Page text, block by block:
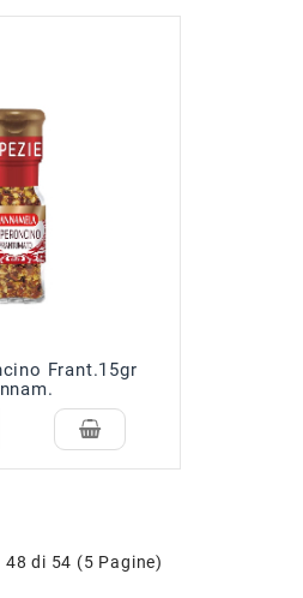
Frant.15gr
48 di 54 (5 Pagine)